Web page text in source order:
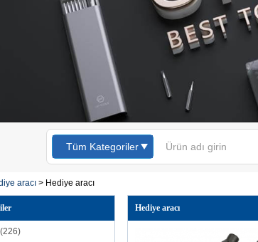
Tüm Kategoriler
aracı> Hediye aracı
(226)
Hediye aracı